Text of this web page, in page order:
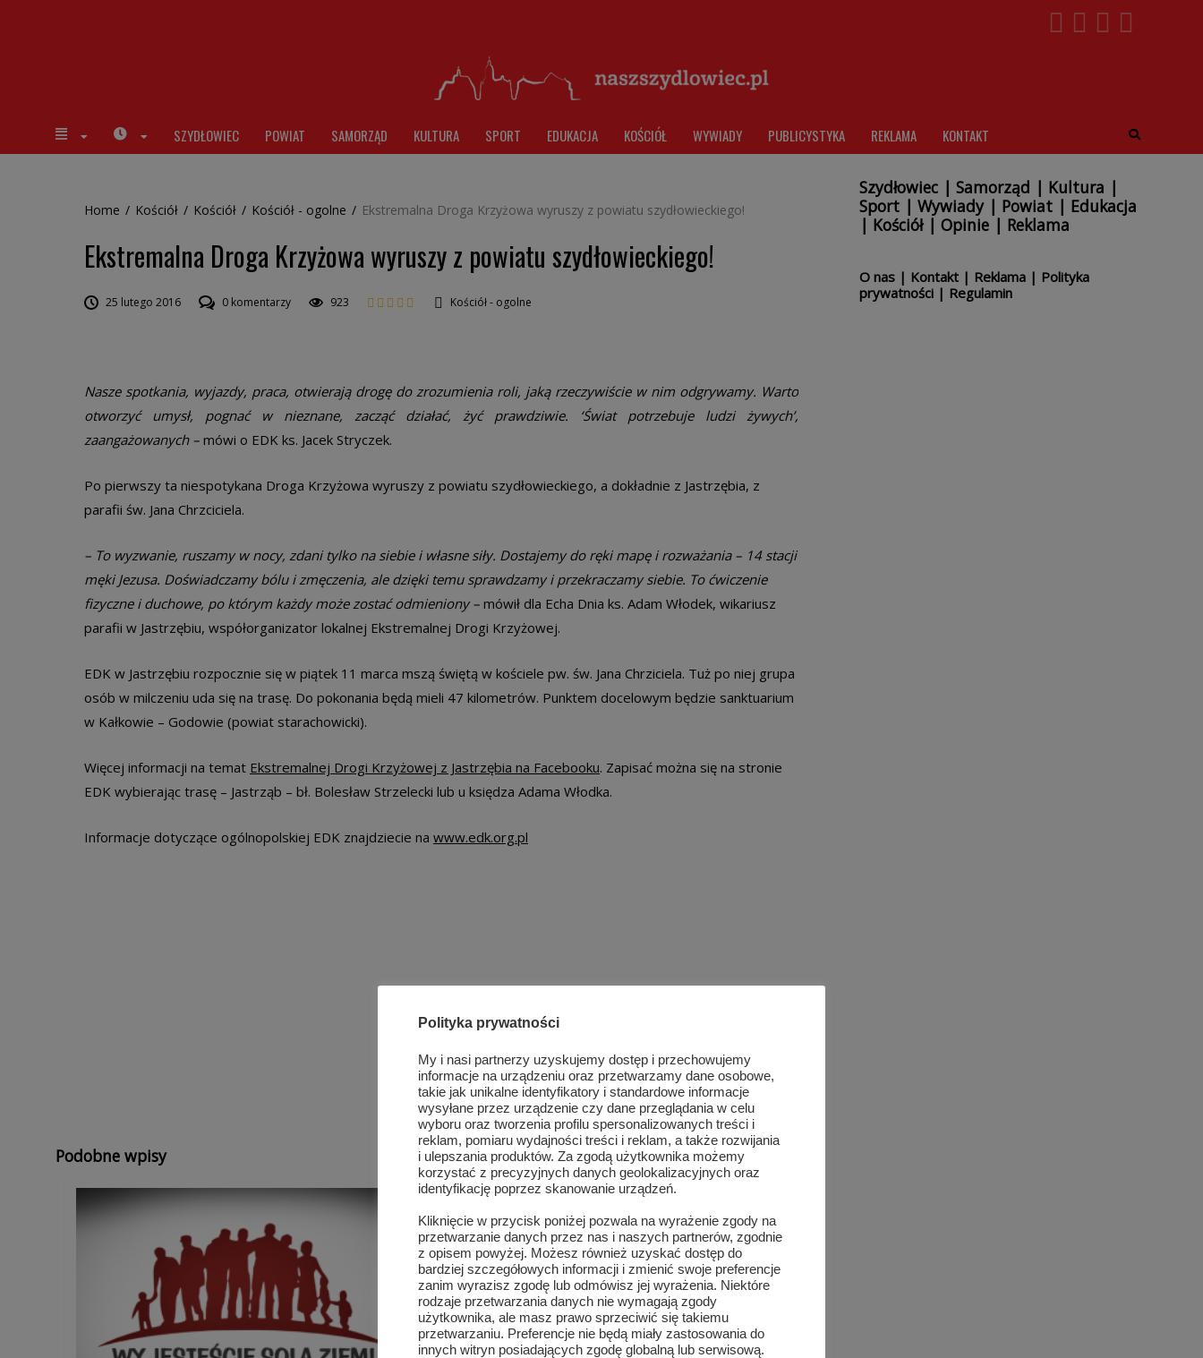
SZYDŁOWIEC POWIAT SAMORZĄD KULTURA SPORT EDUKACJA KOŚCIÓŁ WYWIADY PUBLICYSTYKA REKLAMA KONTAKT
Home / Kościół / Kościół / Kościół - ogolne / Ekstremalna Droga Krzyżowa wyruszy z powiatu szydłowieckiego!
Ekstremalna Droga Krzyżowa wyruszy z powiatu szydłowieckiego!
25 lutego 2016 0 komentarzy 923 Kościół - ogolne
Nasze spotkania, wyjazdy, praca, otwierają drogę do zrozumienia roli, jaką rzeczywiście w nim odgrywamy. Warto
otworzyć umysł, pognać w nieznane, zacząć działać, żyć prawdziwie. ‘Świat potrzebuje ludzi żywych’,
zaangażowanych – mówi o EDK ks. Jacek Stryczek.
Po pierwszy ta niespotykana Droga Krzyżowa wyruszy z powiatu szydłowieckiego, a dokładnie z Jastrzębia, z
parafii św. Jana Chrzciciela.
– To wyzwanie, ruszamy w nocy, zdani tylko na siebie i własne siły. Dostajemy do ręki mapę i rozważania – 14 stacji
męki Jezusa. Doświadczamy bólu i zmęczenia, ale dzięki temu sprawdzamy i przekraczamy siebie. To ćwiczenie
fizyczne i duchowe, po którym każdy może zostać odmieniony – mówił dla Echa Dnia ks. Adam Włodek, wikariusz
parafii w Jastrzębiu, współorganizator lokalnej Ekstremalnej Drogi Krzyżowej.
EDK w Jastrzębiu rozpocznie się w piątek 11 marca mszą świętą w kościele pw. św. Jana Chrziciela. Tuż po niej grupa
osób w milczeniu uda się na trasę. Do pokonania będą mieli 47 kilometrów. Punktem docelowym będzie sanktuarium
w Kałkowie – Godowie (powiat starachowicki).
Więcej informacji na temat Ekstremalnej Drogi Krzyżowej z Jastrzębia na Facebooku. Zapisać można się na stronie
EDK wybierając trasę – Jastrząb – bł. Bolesław Strzelecki lub u księdza Adama Włodka.
Informacje dotyczące ogólnopolskiej EDK znajdziecie na www.edk.org.pl
Podobne wpisy
Szydłowiec| Samorząd | Kultura |
Sport| Wywiady| Powiat| Edukacja
| Kościół| Opinie| Reklama
O nas| Kontakt| Reklama| Polityka
prywatności| Regulamin
Polityka prywatności
My i nasi partnerzy uzyskujemy dostęp i przechowujemy
informacje na urządzeniu oraz przetwarzamy dane osobowe,
takie jak unikalne identyfikatory i standardowe informacje
wysyłane przez urządzenie czy dane przeglądania w celu
wyboru oraz tworzenia profilu spersonalizowanych treści i
reklam, pomiaru wydajności treści i reklam, a także rozwijania
i ulepszania produktów. Za zgodą użytkownika możemy
korzystać z precyzyjnych danych geolokalizacyjnych oraz
identyfikację poprzez skanowanie urządzeń.
Kliknięcie w przycisk poniżej pozwala na wyrażenie zgody na
przetwarzanie danych przez nas i naszych partnerów, zgodnie
z opisem powyżej. Możesz również uzyskać dostęp do
bardziej szczegółowych informacji i zmienić swoje preferencje
zanim wyrazisz zgodę lub odmówisz jej wyrażenia. Niektóre
rodzaje przetwarzania danych nie wymagają zgody
użytkownika, ale masz prawo sprzeciwić się takiemu
przetwarzaniu. Preferencje nie będą miały zastosowania do
innych witryn posiadających zgodę globalną lub serwisową.